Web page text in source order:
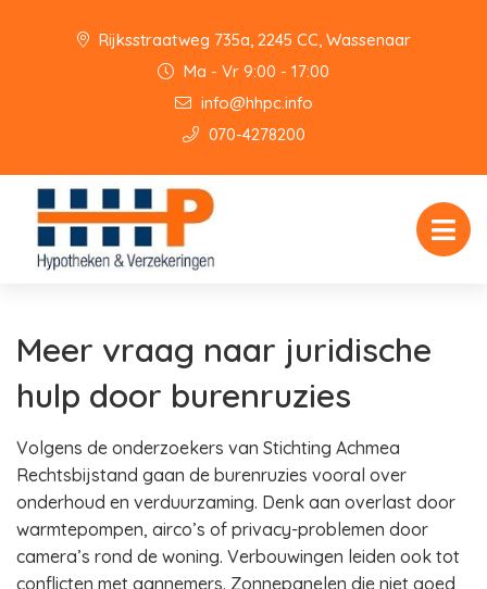
Rijksstraatweg 735a, 2245 CC, Wassenaar
Ma - Vr 9:00 - 17:00
info@hhpc.info
070-4278200
Meer vraag naar juridische
hulp door burenruzies
Volgens de onderzoekers van Stichting Achmea
Rechtsbijstand gaan de burenruzies vooral over
onderhoud en verduurzaming. Denk aan overlast door
warmtepompen, airco’s of privacy-problemen door
camera’s rond de woning. Verbouwingen leiden ook tot
conflicten met aannemers. Zonnepanelen die niet goed